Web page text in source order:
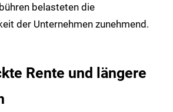
belasteten die
der Unternehmen zunehmend.
Rente und längere